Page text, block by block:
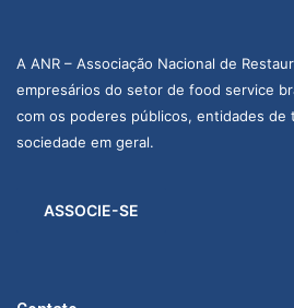
A ANR – Associação Nacional de
empresários do setor de food service
com os poderes públicos, entidades de
sociedade em geral.
ASSOCIE-SE